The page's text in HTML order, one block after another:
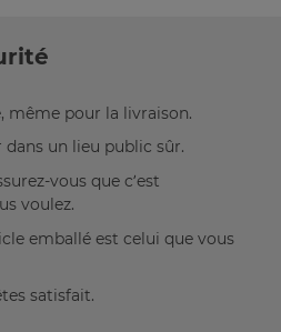
même pour la livraison.
dans un lieu public sûr.
vous que c’est
voulez.
emballé est celui que vous
satisfait.